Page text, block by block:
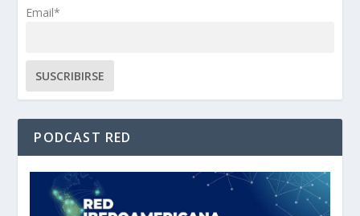
Email*
PODCAST RED